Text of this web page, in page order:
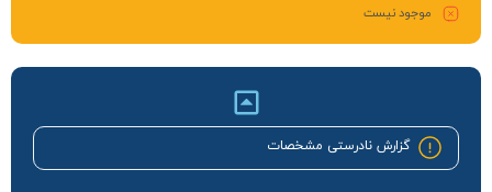
موجود نیست
گزارش نادرستی مشخصات